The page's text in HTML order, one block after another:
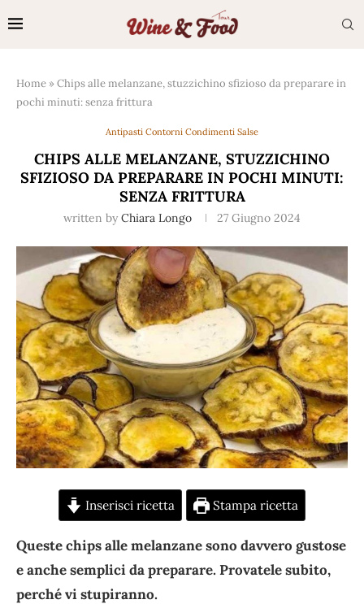
Home »Chips alle melanzane, stuzzichino sfizioso da preparare in
pochi minuti: senza frittura
Antipasti Contorni Condimenti Salse
CHIPS ALLE MELANZANE, STUZZICHINO
SFIZIOSO DA PREPARARE IN POCHI MINUTI:
SENZA FRITTURA
written by Chiara Longo 27 Giugno 2024
Inserisci ricetta Stampa ricetta
Queste chips alle melanzane sono davvero gustose
e anche semplici da preparare. Provatele subito,
perché vi stupiranno.